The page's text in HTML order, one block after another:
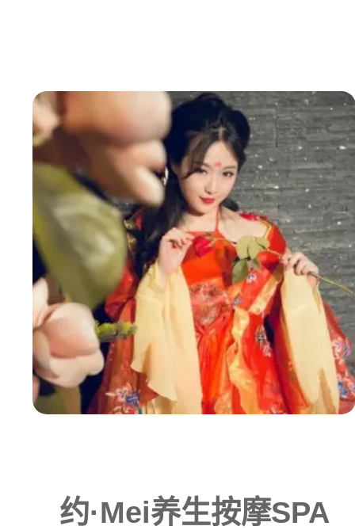
约·Mei养生按摩SPA